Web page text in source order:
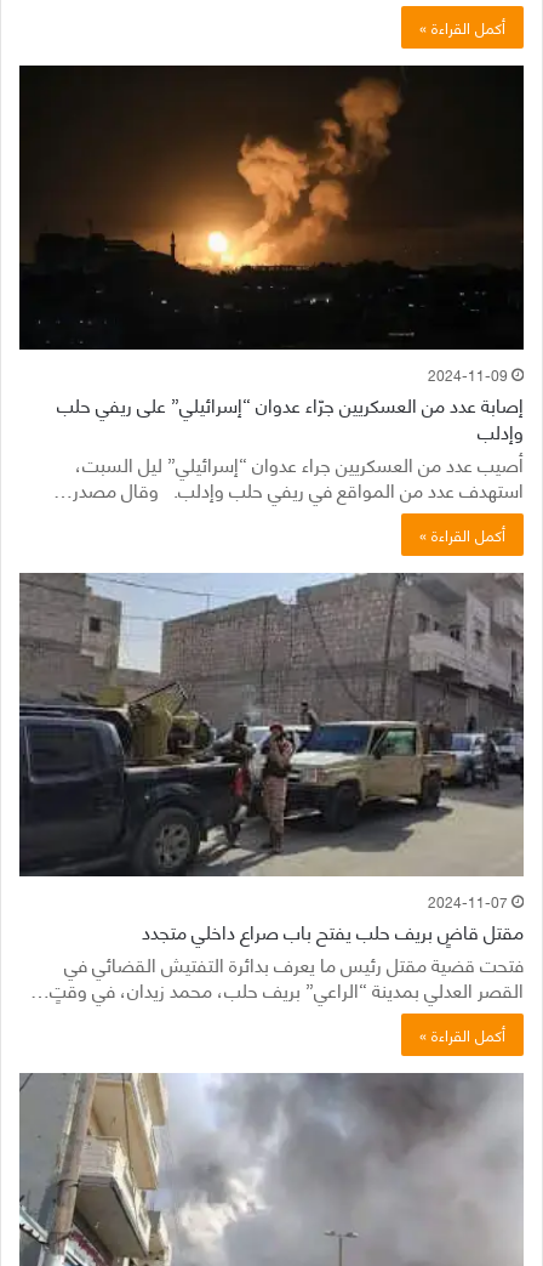
أكمل القراءة »
2024-11-09
إصابة عدد من العسكريين جرّاء عدوان “إسرائيلي” على ريفي حلب
وإدلب
أصيب عدد من العسكريين جراء عدوان “إسرائيلي” ليل السبت،
استهدف عدد من المواقع في ريفي حلب وإدلب. وقال مصدر…
أكمل القراءة »
2024-11-07
مقتل قاضٍ بريف حلب يفتح باب صراع داخلي متجدد
فتحت قضية مقتل رئيس ما يعرف بدائرة التفتيش القضائي في
القصر العدلي بمدينة “الراعي” بريف حلب، محمد زيدان، في وقتٍ…
أكمل القراءة »